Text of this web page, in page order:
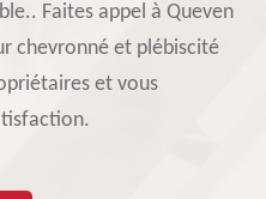
Faites appel à Queven
chevronné et plébiscité
et vous